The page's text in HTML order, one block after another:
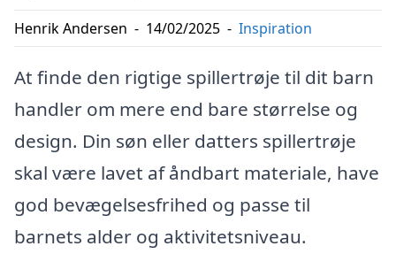
Henrik Andersen - 14/02/2025 - Inspiration
At finde den rigtige spillertrøje til dit barn
handler om mere end bare størrelse og
design. Din søn eller datters spillertrøje
skal være lavet af åndbart materiale, have
god bevægelsesfrihed og passe til
barnets alder og aktivitetsniveau.